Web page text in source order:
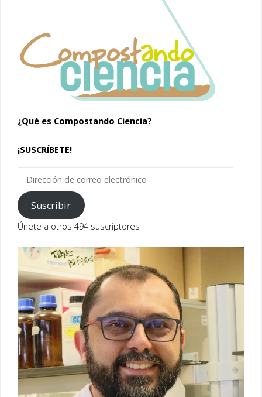
¿Qué es Compostando Ciencia?
¡SUSCRÍBETE!
correo
electrónico
Suscribir
Únete a otros 494 suscriptores